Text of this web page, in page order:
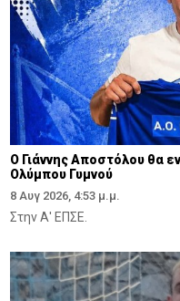
Ο Γιάννης Αποστόλου θα
Ολύμπου Γυμνού
8 Αυγ 2026, 4:53 μ.μ.
Στην Α' ΕΠΣΕ.